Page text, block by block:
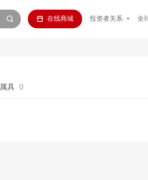
在线商城 投资者关系 全
属具 0